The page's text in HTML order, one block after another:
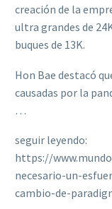
creación de la
ultra grandes de
buques de 13K.
Hon Bae destacó
causadas por la
…
seguir leyendo:
https://
necesario-un-
cambio-de-